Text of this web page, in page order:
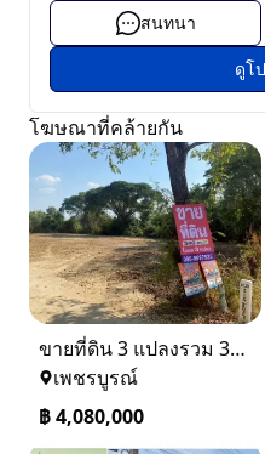
สนทนา
ดูโ
โฆษณาที่คล้ายกัน
ขายที่ดิน 3 แปลงรวม 340 ตรว ราคา ตรว. ล่ะ 12000 บาท เมืองเพชรบูรณ์
เพชรบูรณ์
฿4,080,000